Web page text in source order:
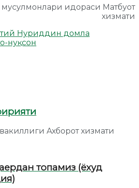
мусулмонлари идораси Матбуот
хизмати
Нуриддин домла
нуқсон
Ахборот хизмати
топамиз (ёхуд